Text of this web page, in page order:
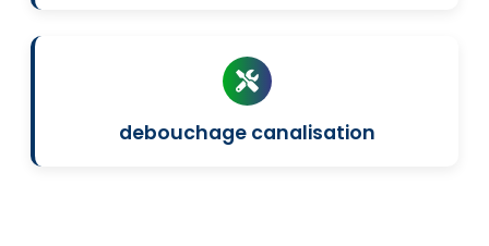
debouchage canalisation